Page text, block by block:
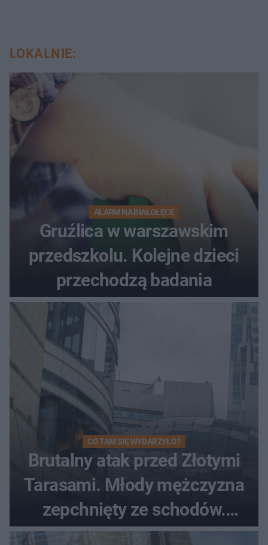
LOKALNIE:
ALARM NA BIAŁOŁĘCE
Gruźlica w warszawskim
przedszkolu. Kolejne dzieci
przechodzą badania
CO TAM SIĘ WYDARZYŁO?
Brutalny atak przed Złotymi
Tarasami. Młody mężczyzna
zepchnięty ze schodów.
Szokujące nagranie krąży po